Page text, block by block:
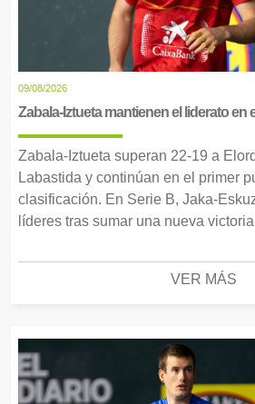
09/08/2026
Zabala-Iztueta mantienen el liderato en
Zabala-Iztueta superan 22-19 a
Labastida y continúan en el primer
clasificación. En Serie B, Jaka-
líderes tras sumar una nueva
VER MÁS